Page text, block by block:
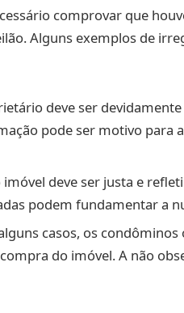
comprovar que
Alguns exemplos de
deve ser
pode ser motivo para
imóvel deve ser justa e
podem fundamentar a
casos, os condôminos
do imóvel. A não